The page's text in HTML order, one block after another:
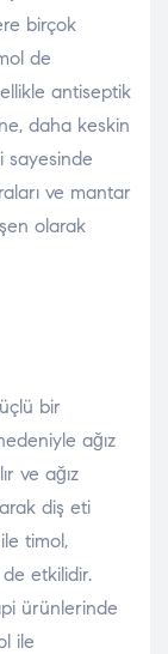
birçok
de
antiseptik
daha keskin
sayesinde
ve mantar
olarak
bir
ağız
ve ağız
diş eti
timol,
etkilidir.
ürünlerinde
ile